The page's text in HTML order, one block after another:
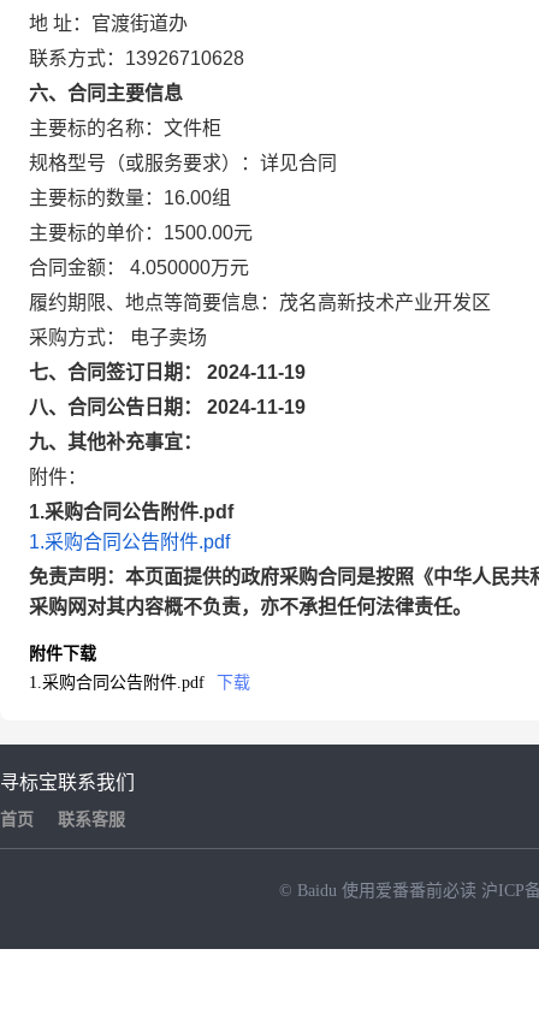
地 址：官渡街道办
联系方式：13926710628
六、合同主要信息
主要标的名称：文件柜
规格型号（或服务要求）：详见合同
主要标的数量：16.00组
主要标的单价：1500.00元
合同金额： 4.050000万元
履约期限、地点等简要信息：茂名高新技术产业开发区
采购方式： 电子卖场
七、合同签订日期： 2024-11-19
八、合同公告日期： 2024-11-19
九、其他补充事宜：
附件：
1.采购合同公告附件.pdf
1.采购合同公告附件.pdf
免责声明：本页面提供的政府采购合同是按照《中华人民
采购网对其内容概不负责，亦不承担任何法律责任。
附件下载
1.采购合同公告附件.pdf
下载
寻标宝
首页
联系我们
联系客服
© Baidu 使用爱番番前必读 沪ICP